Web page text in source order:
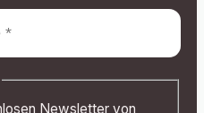
Newsletter von